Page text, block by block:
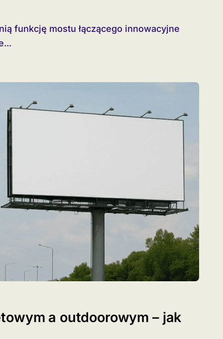
a outdoorowym – jak